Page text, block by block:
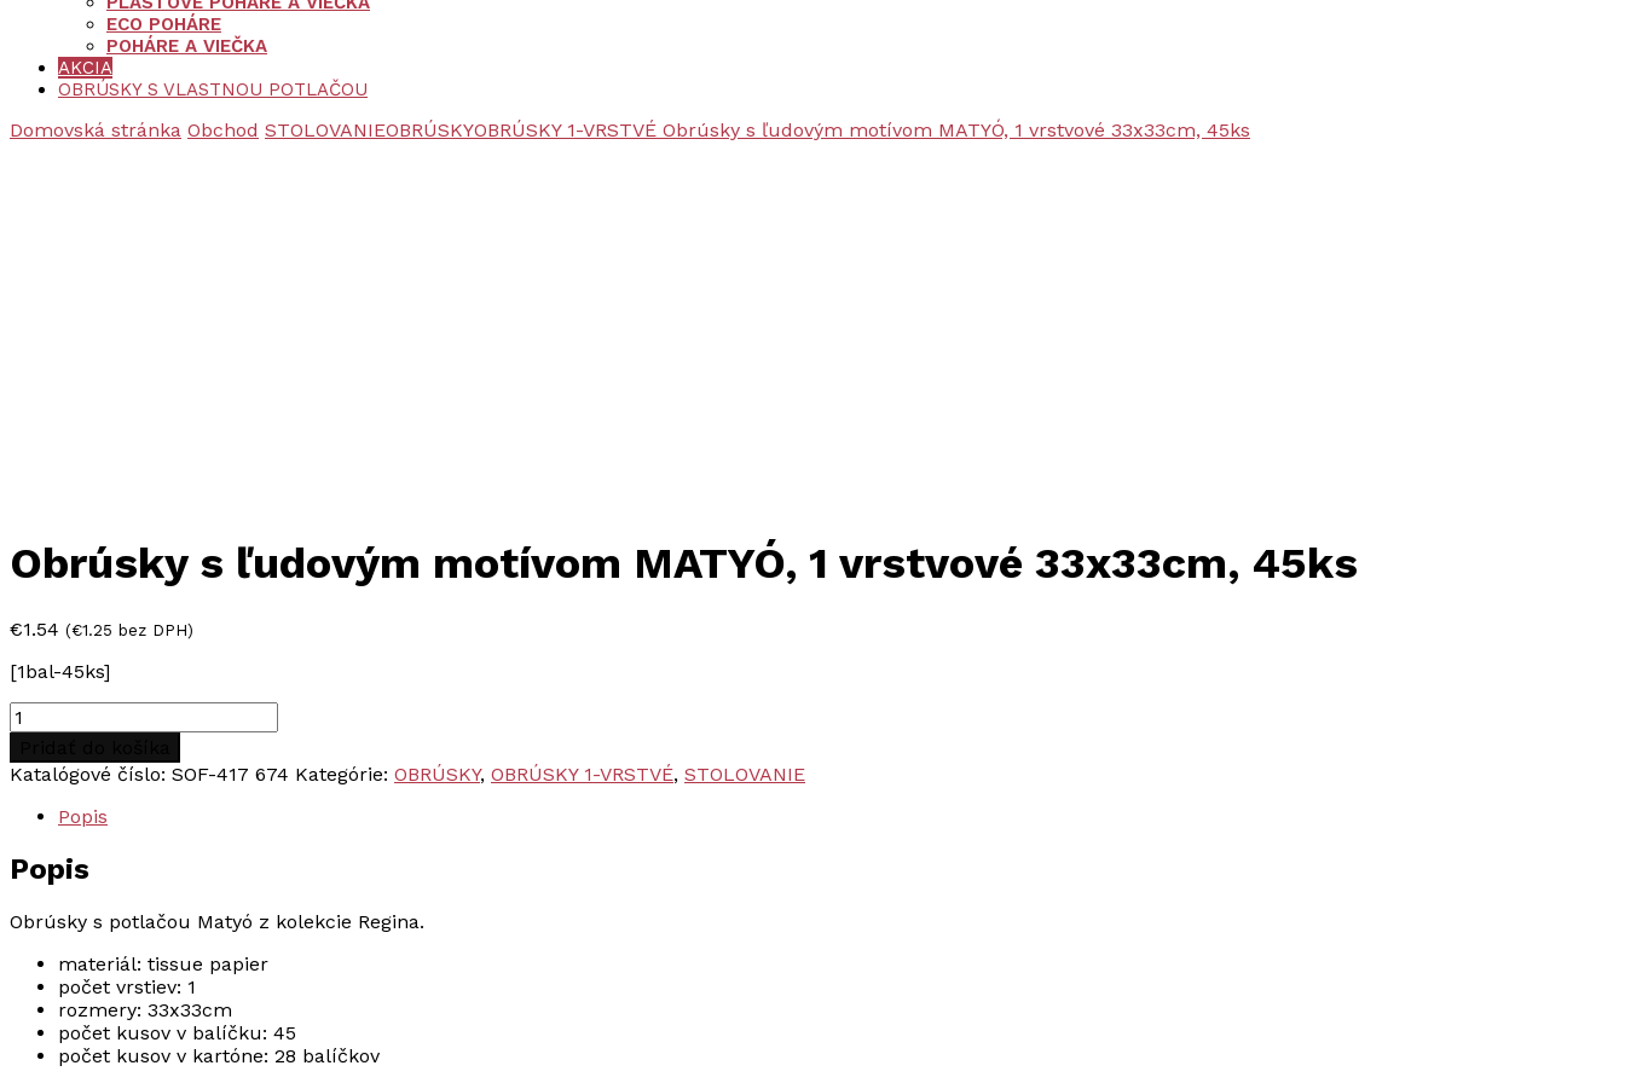
ECO POHÁRE
POHÁRE A VIEČKA
AKCIA
OBRÚSKY S VLASTNOU POTLAČOU
Domovská stránka Obchod STOLOVANIEOBRÚSKYOBRÚSKY 1-VRSTVÉ Obrúsky s ľudovým motívom MATYÓ, 1 vrstvové 33x33cm, 45ks
Obrúsky s ľudovým motívom MATYÓ, 1 vrstvové 33x33cm, 45ks
€1.54 (€1.25 bez DPH)
[1bal-45ks]
množstvo
Obrúsky
s
ľudovým
MATYÓ,
vrstvové
45ks
Katalógové číslo: SOF-417 674 Kategórie: OBRÚSKY, OBRÚSKY 1-VRSTVÉ, STOLOVANIE
Popis
Popis
Obrúsky s potlačou Matyó z kolekcie Regina.
materiál: tissue papier
počet vrstiev: 1
rozmery: 33x33cm
počet kusov v balíčku: 45
počet kusov v kartóne: 28 balíčkov